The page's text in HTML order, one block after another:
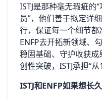
ISTJ是那种毫无瑕疵的
员”，他们善于拟定详
行，保证每一个细节
ENFP去开拓新领域、
稳固基础、守护收获成
创性突破，ISTJ承担“从
ISTJ和ENFP如果想长